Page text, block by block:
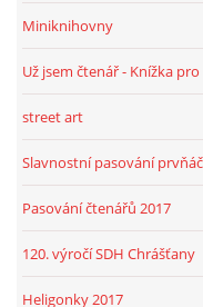
Miniknihovny
Už jsem čtenář - Knížka
street art
Slavnostní pasování
Pasování čtenářů 2017
120. výročí SDH Chrášťany
Heligonky 2017